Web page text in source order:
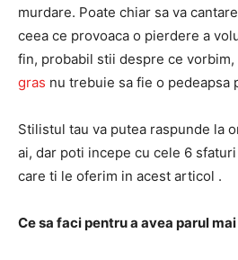
murdare. Poate chiar sa va
ceea ce provoaca o pierdere a
fin, probabil stii despre ce vorbim,
gras nu trebuie sa fie o pedeapsa
Stilistul tau va putea raspunde la
ai, dar poti incepe cu cele 6
care ti le oferim in acest articol .
Ce sa faci pentru a avea parul